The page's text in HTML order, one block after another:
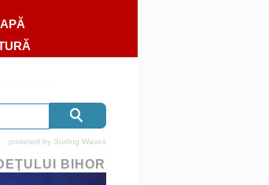
powered by Surfing Waves
BIHOR